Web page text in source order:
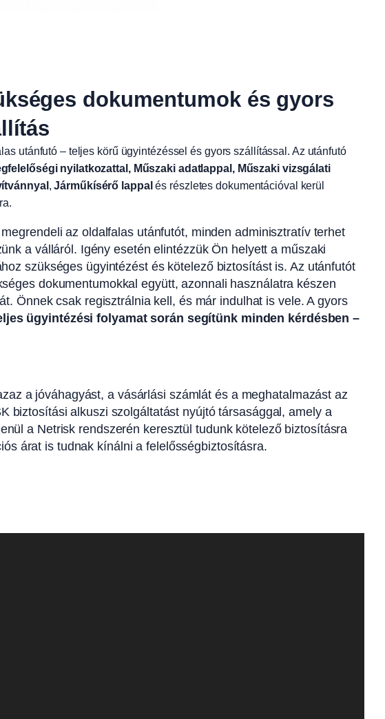
dokumentumok és gyors
utánfutó – teljes körű ügyintézéssel és gyors szállítással. Az utánfutó
nyilatkozattal, Műszaki adatlappal, Műszaki vizsgálati
,Járműkísérő lappal és részletes dokumentációval kerül
az oldalfalas utánfutót, minden adminisztratív terhet
a válláról. Igény esetén elintézzük Ön helyett a műszaki
szükséges ügyintézést és kötelező biztosítást is. Az utánfutót
dokumentumokkal együtt, azonnali használatra készen
Önnek csak regisztrálnia kell, és már indulhat is vele. A gyors
ügyintézési folyamat során segítünk minden kérdésben –
a jóváhagyást, a vásárlási számlát és a meghatalmazást az
biztosítási alkuszi szolgáltatást nyújtó társasággal, amely a
a Netrisk rendszerén keresztül tudunk kötelező biztosításra
árat is tudnak kínálni a felelősségbiztosításra.